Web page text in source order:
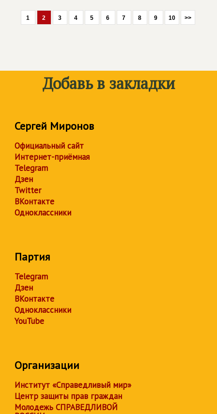
1 2 3 4 5 6 7 8 9 10 >>
Добавь в закладки
Сергей Миронов
Официальный сайт
Интернет-приёмная
Telegram
Дзен
Twitter
ВКонтакте
Одноклассники
Партия
Telegram
Дзен
ВКонтакте
Одноклассники
YouTube
Организации
Институт «Справедливый мир»
Центр защиты прав граждан
Молодежь СПРАВЕДЛИВОЙ